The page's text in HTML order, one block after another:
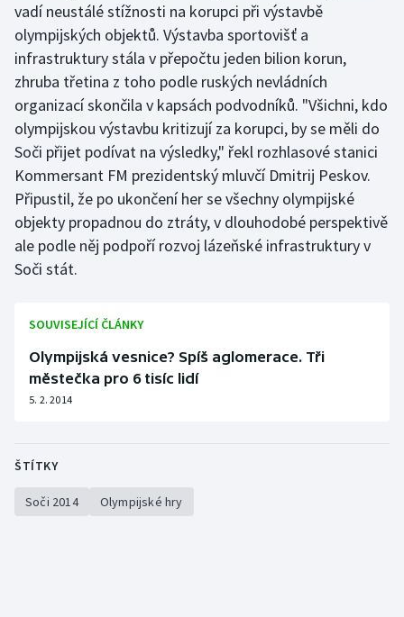
vadí neustálé stížnosti na korupci při výstavbě
olympijských objektů. Výstavba sportovišť a
infrastruktury stála v přepočtu jeden bilion korun,
zhruba třetina z toho podle ruských nevládních
organizací skončila v kapsách podvodníků. "Všichni, kdo
olympijskou výstavbu kritizují za korupci, by se měli do
Soči přijet podívat na výsledky," řekl rozhlasové stanici
Kommersant FM prezidentský mluvčí Dmitrij Peskov.
Připustil, že po ukončení her se všechny olympijské
objekty propadnou do ztráty, v dlouhodobé perspektivě
ale podle něj podpoří rozvoj lázeňské infrastruktury v
Soči stát.
SOUVISEJÍCÍ ČLÁNKY
Olympijská vesnice? Spíš aglomerace. Tři
městečka pro 6 tisíc lidí
5. 2. 2014
ŠTÍTKY
Soči 2014 Olympijské hry